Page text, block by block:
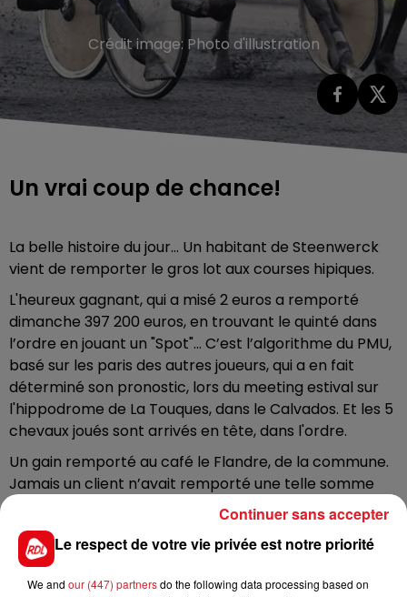
Crédit image: Photo d'illustration
Un vrai coup de chance!
La belle histoire du jour... Un habitant de Steenwerck
vient de remporter le gros lot aux courses hipiques.
L'heureux gagnant, qui a misé 2 euros a remporté
dimanche 397 200 euros, en trouvant le quinté dans
l’ordre en jouant un "Spot"... C’est l’algorithme du PMU,
basé sur les paris des autres joueurs, qui a en fait
déterminé son pronostic, lors du meeting estival sur
l'hippodrome de La Touques, dans le Calvados. Et les 5
chevaux joués sont arrivés en tête, dans l'ordre.
Un gain remporté au café le Flandre, de la commune.
Jamais un client n’avait remporté une telle somme
dans l’établissement, selon le patron. Le parieur est le
neuvième grand gagnant de l’année (plus de 100 000
euros) dans le département du nord.
Le respect de votre vie privée est notre priorité
We and our (447) partnersdo the following data processing based on
Continuer sans accepter